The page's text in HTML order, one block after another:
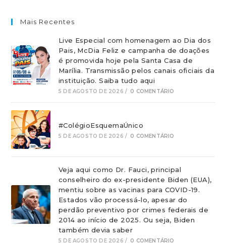
Mais Recentes
Live Especial com homenagem ao Dia dos
Pais, McDia Feliz e campanha de doações
é promovida hoje pela Santa Casa de
Marília. Transmissão pelos canais oficiais da
instituição. Saiba tudo aqui
5 DE AGOSTO DE 2026 / 0 COMENTÁRIO
#ColégioEsquemaÚnico
5 DE AGOSTO DE 2026 / 0 COMENTÁRIO
Veja aqui como Dr. Fauci, principal
conselheiro do ex-presidente Biden (EUA),
mentiu sobre as vacinas para COVID-19.
Estados vão processá-lo, apesar do
perdão preventivo por crimes federais de
2014 ao início de 2025. Ou seja, Biden
também devia saber
5 DE AGOSTO DE 2026 / 0 COMENTÁRIO